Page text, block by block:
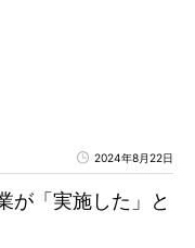
2024年8月22日
が「実施した」と